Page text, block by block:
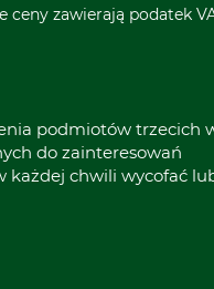
ceny zawierają podatek
podmiotów trzecich
do zainteresowań
każdej chwili wycofać